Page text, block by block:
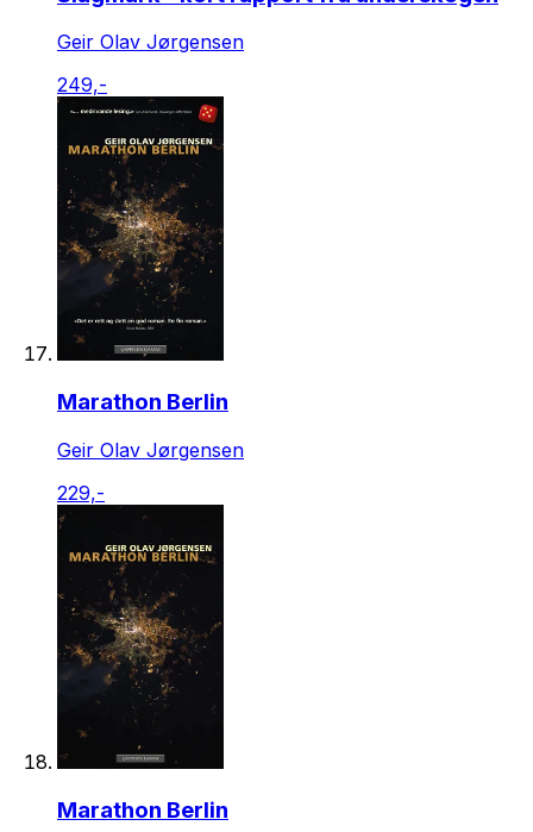
Geir Olav Jørgensen
249,-
Marathon Berlin
Geir Olav Jørgensen
229,-
Marathon Berlin